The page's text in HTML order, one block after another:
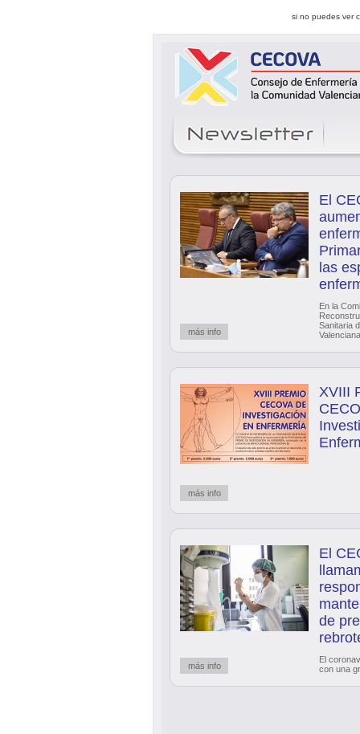
si no puedes ver
El
las
En la
Sanitaria
Valenciana
más info
XVIII
más info
El
de
El
con una
más info